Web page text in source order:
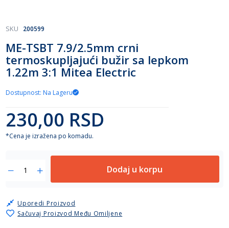
Skip
the
beginning
of
the
images
gallery
ME-TSBT 7.9/2.5mm crni
termoskupljajući bužir sa lepkom
1.22m 3:1 Mitea Electric
SKU 200599
Dostupnost: Na Lageru
230,00 RSD
*Cena je izražena po komadu.
Dodaj u korpu
Sačuvaj Proizvod Među Omiljene
Uporedi Proizvod